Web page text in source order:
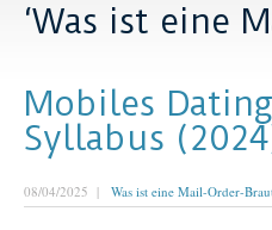
‘Was ist eine
Mobiles
Syllabus
08/04/2025 | Was ist eine Mail-Order-